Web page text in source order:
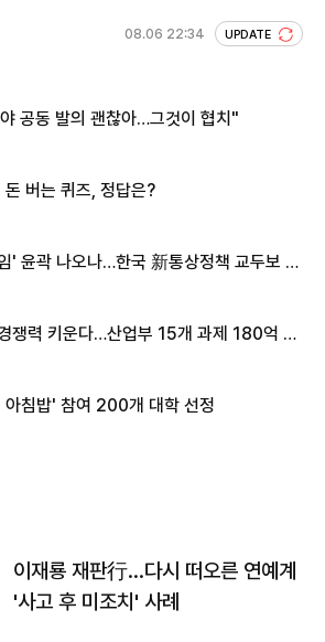
08.06 22:34 UPDATE
공동 발의 괜찮아…그것이 협치"
버는 퀴즈, 정답은?
' 윤곽 나오나…한국 新통상정책 교두보 활
쟁력 키운다…산업부 15개 과제 180억 지
아침밥' 참여 200개 대학 선정
이재룡 재판行…다시 떠오른 연예계
'사고 후 미조치' 사례